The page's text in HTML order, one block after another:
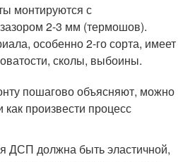
монтируются с
2-3 мм (термошов).
особенно 2-го сорта, имеет
сколы, выбоины.
пошагово объясняют, можно
произвести процесс
ДСП должна быть эластичной,